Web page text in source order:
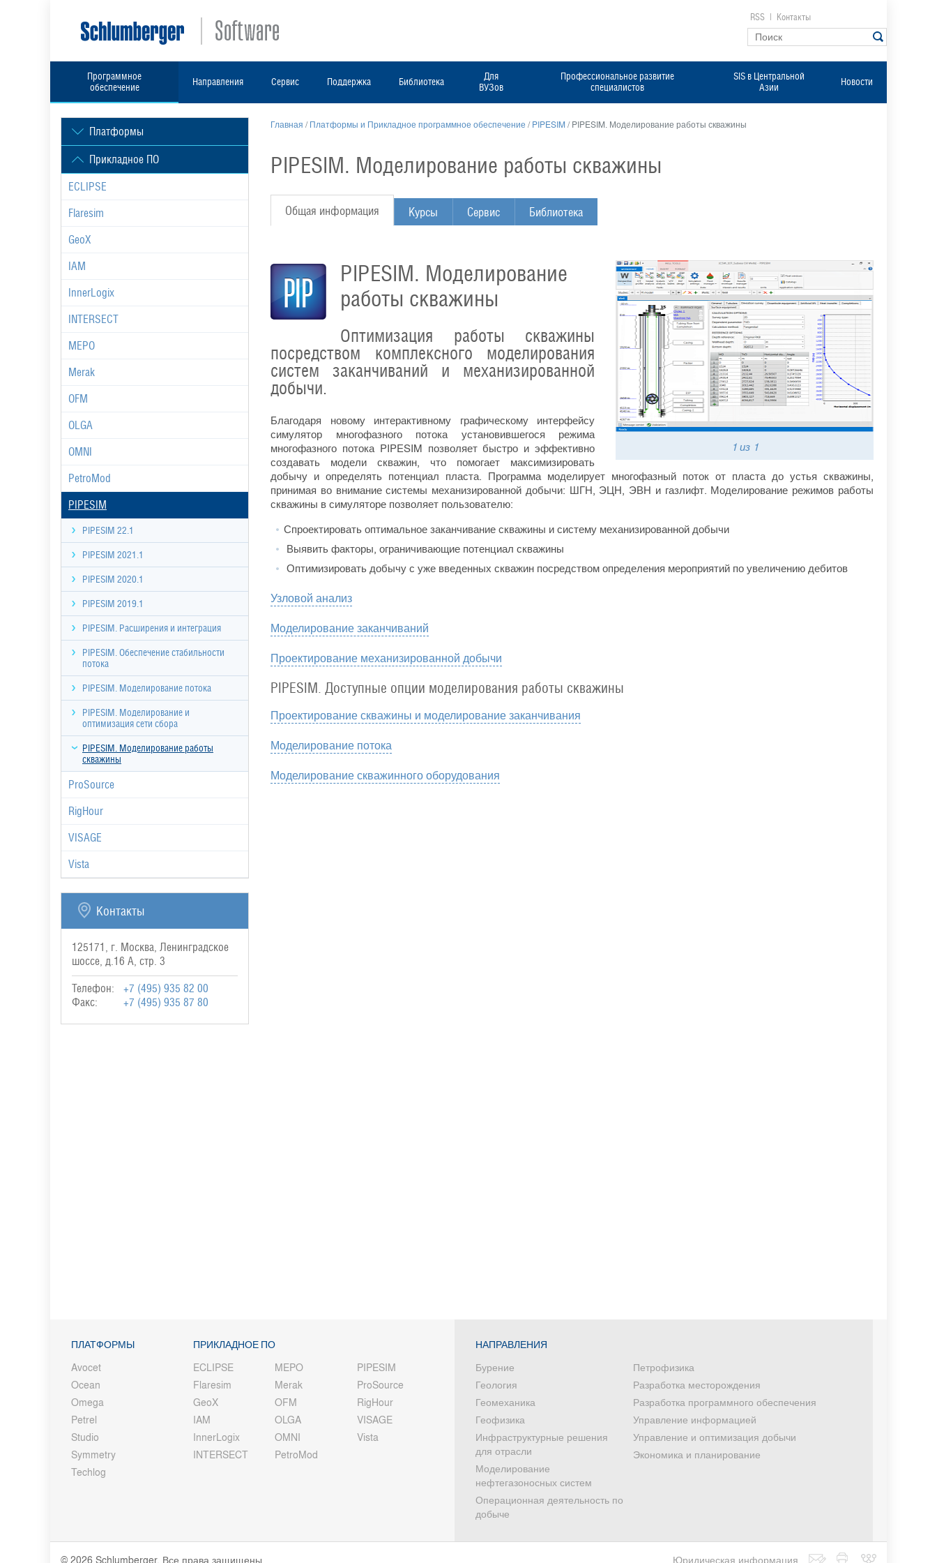
RSS Контакты
Программное
обеспечение
Направления Сервис Поддержка Библиотека
Для
ВУЗов
Профессиональное развитие
специалистов
SIS в Центральной
Азии
Новости
Платформы
Прикладное ПО
ECLIPSE
Flaresim
GeoX
IAM
InnerLogix
INTERSECT
MEPO
Merak
OFM
OLGA
OMNI
PetroMod
PIPESIM
PIPESIM 22.1
PIPESIM 2021.1
PIPESIM 2020.1
PIPESIM 2019.1
PIPESIM. Расширения и интеграция
PIPESIM. Обеспечение стабильности
потока
PIPESIM. Моделирование потока
PIPESIM. Моделирование и
оптимизация сети сбора
PIPESIM. Моделирование работы
скважины
ProSource
RigHour
VISAGE
Vista
Контакты
125171, г. Москва, Ленинградское
шоссе, д.16 А, стр. 3
Телефон:
+7 (495) 935 82 00
Факс:
+7 (495) 935 87 80
Главная /Платформы и Прикладное программное обеспечение /PIPESIM /PIPESIM. Моделирование работы скважины
PIPESIM. Моделирование работы скважины
Общая информация Курсы Сервис Библиотека
1из 1
PIPESIM. Моделирование
работы скважины
Оптимизация работы скважины
посредством комплексного моделирования
систем заканчиваний и механизированной
добычи.
Благодаря новому интерактивному графическому интерфейсу
симулятор многофазного потока установившегося режима
многофазного потока PIPESIM позволяет быстро и эффективно
создавать модели скважин, что помогает максимизировать
добычу и определять потенциал пласта. Программа моделирует многофазный поток от пласта до устья скважины,
принимая во внимание системы механизированной добычи: ШГН, ЭЦН, ЭВН и газлифт. Моделирование режимов работы
скважины в симуляторе позволяет пользователю:
Спроектировать оптимальное заканчивание скважины и систему механизированной добычи
Выявить факторы, ограничивающие потенциал скважины
Оптимизировать добычу с уже введенных скважин посредством определения мероприятий по увеличению дебитов
Узловой анализ
Моделирование заканчиваний
Проектирование механизированной добычи
PIPESIM. Доступные опции моделирования работы скважины
Проектирование скважины и моделирование заканчивания
Моделирование потока
Моделирование скважинного оборудования
ПЛАТФОРМЫ
Avocet
Ocean
Omega
Petrel
Studio
Symmetry
Techlog
ПРИКЛАДНОЕ ПО
ECLIPSE
Flaresim
GeoX
IAM
InnerLogix
INTERSECT
MEPO
Merak
OFM
OLGA
OMNI
PetroMod
PIPESIM
ProSource
RigHour
VISAGE
Vista
НАПРАВЛЕНИЯ
Бурение
Геология
Геомеханика
Геофизика
Инфраструктурные решения
для отрасли
Моделирование
нефтегазоносных систем
Операционная деятельность по
добыче
Петрофизика
Разработка месторождения
Разработка программного обеспечения
Управление информацией
Управление и оптимизация добычи
Экономика и планирование
Юридическая информация
© 2026 Schlumberger. Все права защищены